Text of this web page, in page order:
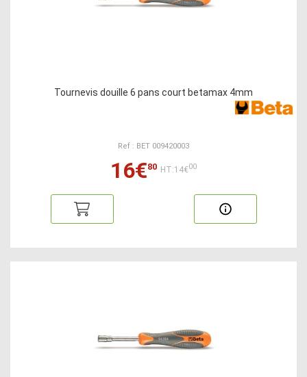
Tournevis douille 6 pans court betamax 4mm
Ref : BET 009420003
16€80 HT:14€00